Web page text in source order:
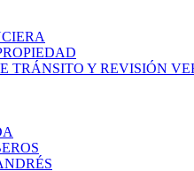
TRÁNSITO Y REVISIÓN